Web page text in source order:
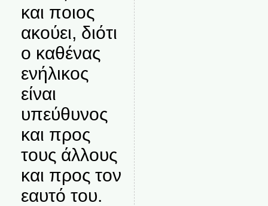
και ποιος
ακούει, διότι
ο καθένας
ενήλικος
είναι
υπεύθυνος
και προς
τους άλλους
και προς τον
εαυτό του.